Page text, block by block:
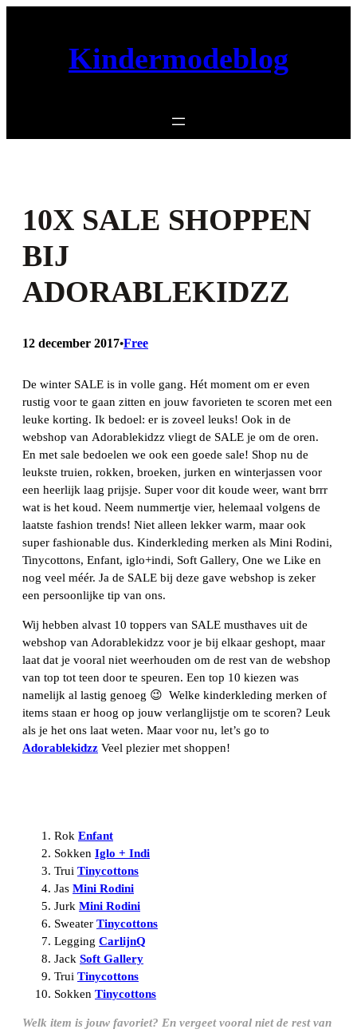
Kindermodeblog
10X SALE SHOPPEN
BIJ
ADORABLEKIDZZ
12 december 2017•Free
De winter SALE is in volle gang. Hét moment om er even
rustig voor te gaan zitten en jouw favorieten te scoren met een
leuke korting. Ik bedoel: er is zoveel leuks! Ook in de
webshop van Adorablekidzz vliegt de SALE je om de oren.
En met sale bedoelen we ook een goede sale! Shop nu de
leukste truien, rokken, broeken, jurken en winterjassen voor
een heerlijk laag prijsje. Super voor dit koude weer, want brrr
wat is het koud. Neem nummertje vier, helemaal volgens de
laatste fashion trends! Niet alleen lekker warm, maar ook
super fashionable dus. Kinderkleding merken als Mini Rodini,
Tinycottons, Enfant, iglo+indi, Soft Gallery, One we Like en
nog veel méér. Ja de SALE bij deze gave webshop is zeker
een persoonlijke tip van ons.
Wij hebben alvast 10 toppers van SALE musthaves uit de
webshop van Adorablekidzz voor je bij elkaar geshopt, maar
laat dat je vooral niet weerhouden om de rest van de webshop
van top tot teen door te speuren. Een top 10 kiezen was
namelijk al lastig genoeg 😉 Welke kinderkleding merken of
items staan er hoog op jouw verlanglijstje om te scoren? Leuk
als je het ons laat weten. Maar voor nu, let’s go to
Adorablekidzz Veel plezier met shoppen!
Rok Enfant
Sokken Iglo + Indi
Trui Tinycottons
Jas Mini Rodini
Jurk Mini Rodini
Sweater Tinycottons
Legging CarlijnQ
Jack Soft Gallery
Trui Tinycottons
Sokken Tinycottons
Welk item is jouw favoriet? En vergeet vooral niet de rest van